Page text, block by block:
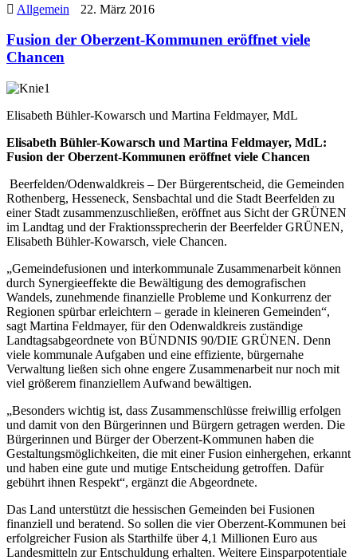
Allgemein
22. März 2016
Fusion der Oberzent-Kommunen eröffnet viele
Chancen
Elisabeth Bühler-Kowarsch und Martina Feldmayer, MdL
Elisabeth Bühler-Kowarsch und Martina Feldmayer, MdL:
Fusion der Oberzent-Kommunen eröffnet viele Chancen
Beerfelden/Odenwaldkreis – Der Bürgerentscheid, die Gemeinden
Rothenberg, Hesseneck, Sensbachtal und die Stadt Beerfelden zu
einer Stadt zusammenzuschließen, eröffnet aus Sicht der GRÜNEN
im Landtag und der Fraktionssprecherin der Beerfelder GRÜNEN,
Elisabeth Bühler-Kowarsch, viele Chancen.
„Gemeindefusionen und interkommunale Zusammenarbeit können
durch Synergieeffekte die Bewältigung des demografischen
Wandels, zunehmende finanzielle Probleme und Konkurrenz der
Regionen spürbar erleichtern – gerade in kleineren Gemeinden“,
sagt Martina Feldmayer, für den Odenwaldkreis zuständige
Landtagsabgeordnete von BÜNDNIS 90/DIE GRÜNEN. Denn
viele kommunale Aufgaben und eine effiziente, bürgernahe
Verwaltung ließen sich ohne engere Zusammenarbeit nur noch mit
viel größerem finanziellem Aufwand bewältigen.
„Besonders wichtig ist, dass Zusammenschlüsse freiwillig erfolgen
und damit von den Bürgerinnen und Bürgern getragen werden. Die
Bürgerinnen und Bürger der Oberzent-Kommunen haben die
Gestaltungsmöglichkeiten, die mit einer Fusion einhergehen, erkannt
und haben eine gute und mutige Entscheidung getroffen. Dafür
gebührt ihnen Respekt“, ergänzt die Abgeordnete.
Das Land unterstützt die hessischen Gemeinden bei Fusionen
finanziell und beratend. So sollen die vier Oberzent-Kommunen bei
erfolgreicher Fusion als Starthilfe über 4,1 Millionen Euro aus
Landesmitteln zur Entschuldung erhalten. Weitere Einsparpotentiale